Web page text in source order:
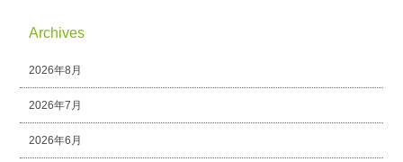
Archives
2026年8月
2026年7月
2026年6月